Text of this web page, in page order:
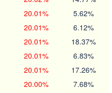
20.01% 5.62%
20.01% 6.12%
20.01% 18.37%
20.01% 6.83%
20.01% 17.26%
20.00% 7.68%